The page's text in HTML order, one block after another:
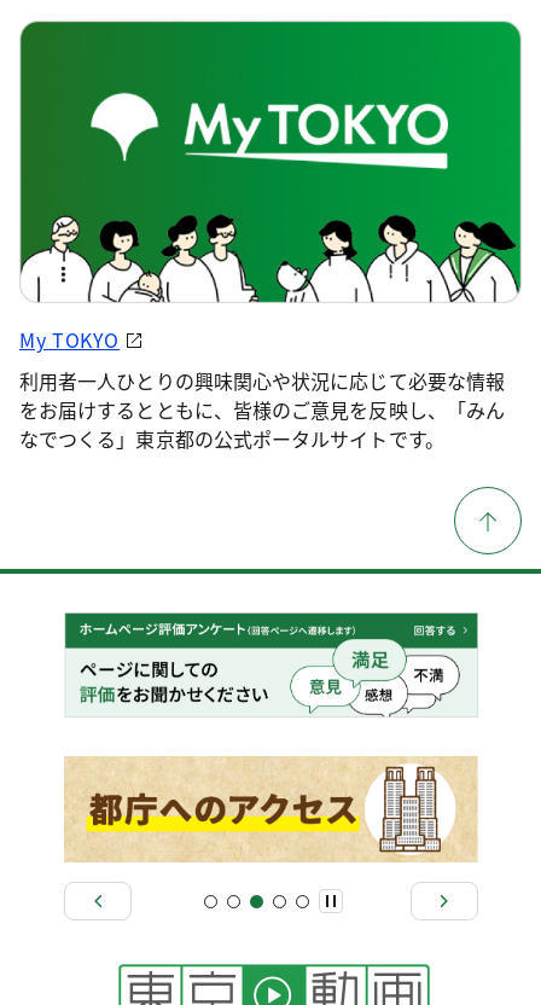
My TOKYO
利用者一人ひとりの興味関心や状況に応じて必要な情報
をお届けするとともに、皆様のご意見を反映し、「みん
なでつくる」東京都の公式ポータルサイトです。